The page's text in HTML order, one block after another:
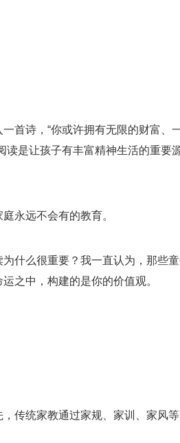
首诗，“你或许拥有无限的财富、
是让孩子有丰富精神生活的重要
永远不会有的教育。
什么很重要？我一直认为，那些
之中，构建的是你的价值观。
传统家教通过家规、家训、家风